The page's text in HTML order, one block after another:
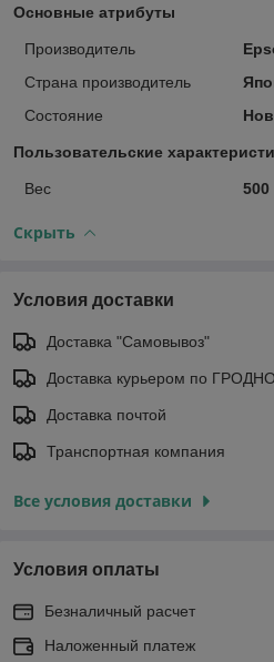
Основные атрибуты
Производитель
Страна производитель
Состояние
Пользовательские
Вес 500
Скрыть
Условия доставки
Доставка "Самовывоз"
Доставка курьером по ГРОДНО
Доставка почтой
Транспортная компания
Все условия доставки
Условия оплаты
Безналичный расчет
Наложенный платеж